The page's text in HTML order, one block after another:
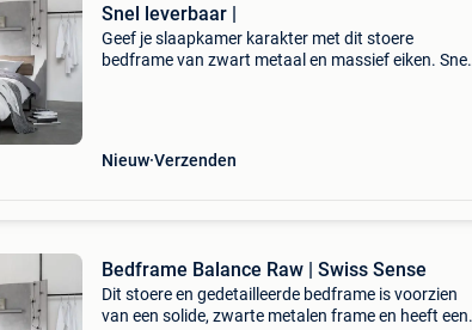
Snel leverbaar |
Geef je slaapkamer karakter met dit stoere
bedframe van zwart metaal en massief eiken. Snel
Nieuw Verzenden
Bedframe Balance Raw | Swiss Sense
Dit stoere en gedetailleerde bedframe is voorzien
van een solide, zwarte metalen frame en heeft een